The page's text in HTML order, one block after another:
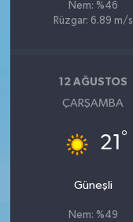
Nem: %46
Rüzgar: 6.89 m/s
12 AĞUSTOS
ÇARŞAMBA
21 °
Güneşli
Nem: %49